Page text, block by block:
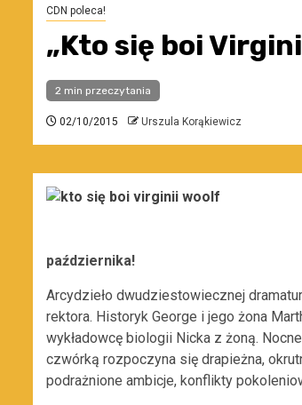
CDN poleca!
„Kto się boi
2 min przeczytania
02/10/2015 Urszula Korąkiewicz
października!
Arcydzieło dwudziestowiecznej
rektora. Historyk George i jego żona
wykładowcę biologii Nicka z żoną.
czwórką rozpoczyna się drapieżna,
podrażnione ambicje, konflikty